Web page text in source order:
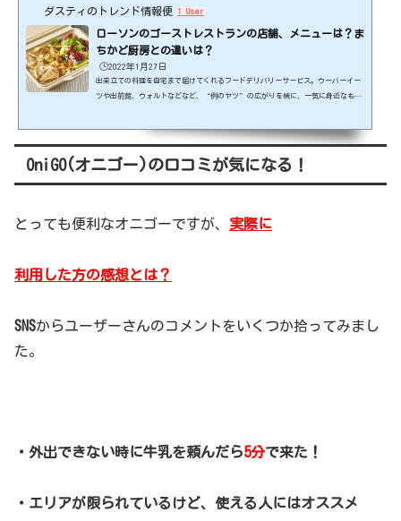
ダスティのトレンド情報便 1 User
ローソンのゴーストレストランの店舗、メニューは？ま
ちかど厨房との違いは？
🕒️2022年1月27日
出来立ての料理を自宅まで届けてくれるフードデリバリーサービス。ウーバーイー
ツや出前館、ウォルトなどなど、“例のヤツ”の広がりを機に、一気に身近なもの
とが決定！お店やメニューなど、詳しい情報をお届けします。出典元：https://ww
w.ryutsuu.biz/ スポンサーリンク (adsbygoogle = window.adsbygoogle || ).p
ush({});ローソンのゴーストレストランの店舗、...
OniGO(オニゴー)の口コミが気になる！
とっても便利なオニゴーですが、 実際に
利用した方の感想とは？
SNSからユーザーさんのコメントをいくつか拾ってみまし
た。
・外出できない時に牛乳を頼んだら5分で来た！
・エリアが限られているけど、使える人にはオススメ